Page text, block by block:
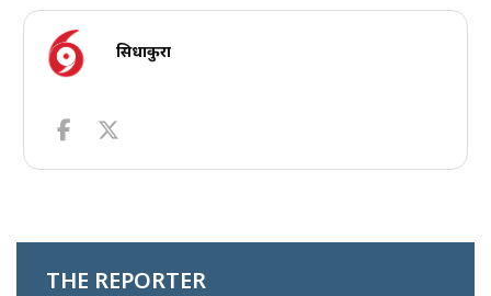
सिधाकुरा
THE REPORTER